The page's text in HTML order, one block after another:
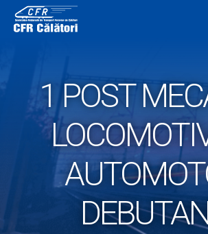
content
1 POST